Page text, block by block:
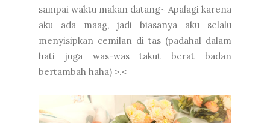
sampai waktu makan datang~ Apalagi karena
aku ada maag, jadi biasanya aku selalu
menyisipkan cemilan di tas (padahal dalam
hati juga was-was takut berat badan
bertambah haha) >.<